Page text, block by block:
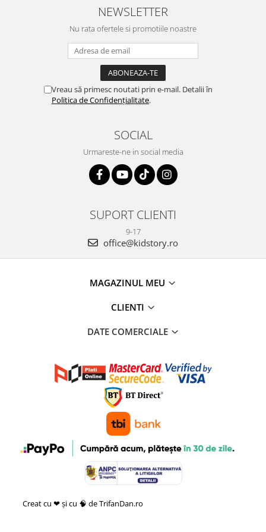
NEWSLETTER
Nu rata ofertele si promotiile noastre
Vreau să primesc noutati prin e-mail. Detalii în
Politica de Confidențialitate.
SOCIAL
Urmareste-ne in social media
SUPORT CLIENTI
9-17
office@kidstory.ro
MAGAZINUL MEU
CLIENTI
DATE COMERCIALE
Creat cu ❤ și cu 🧠 de TrifanDan.ro